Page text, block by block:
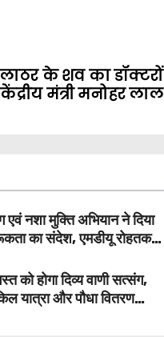
के शव का डॉक्टरों
मंत्री मनोहर लाल
एवं नशा मुक्ति अभियान ने दिया
का संदेश, एमडीयू रोहतक में
संकल्प
को होगा दिव्य वाणी सत्संग,
यात्रा और पौधा वितरण